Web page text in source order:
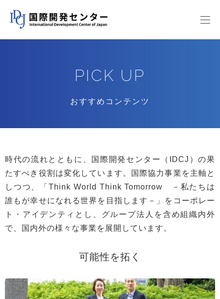
PICK UP
おすすめコンテンツ
時代の流れとともに、国際開発センター（IDCJ）の果
たすべき役割は変化しています。国際協力事業を主軸と
しつつ、「Think World Think Tomorrow －私たちは
誰もが幸せになれる世界を目指します－」をコーポレー
ト・アイデンティとし、グループ法人を含め組織内外
で、国内外の様々な事業を展開しています。
可能性を拓く